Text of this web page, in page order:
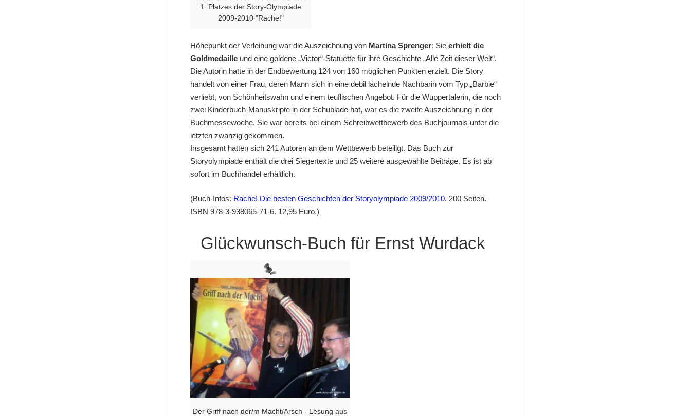
1. Platzes der Story-Olympiade
2009-2010 "Rache!"
Höhepunkt der Verleihung war die Auszeichnung von Martina Sprenger: Sie erhielt die
Goldmedaille und eine goldene „Victor“-Statuette für ihre Geschichte „Alle Zeit dieser Welt“.
Die Autorin hatte in der Endbewertung 124 von 160 möglichen Punkten erzielt. Die Story
handelt von einer Frau, deren Mann sich in eine debil lächelnde Nachbarin vom Typ „Barbie“
verliebt, von Schönheitswahn und einem teuflischen Angebot. Für die Wuppertalerin, die noch
zwei Kinderbuch-Manuskripte in der Schublade hat, war es die zweite Auszeichnung in der
Buchmessewoche. Sie war bereits bei einem Schreibwettbewerb des Buchjournals unter die
letzten zwanzig gekommen.
Insgesamt hatten sich 241 Autoren an dem Wettbewerb beteiligt. Das Buch zur
Storyolympiade enthält die drei Siegertexte und 25 weitere ausgewählte Beiträge. Es ist ab
sofort im Buchhandel erhältlich.
(Buch-Infos: Rache! Die besten Geschichten der Storyolympiade 2009/2010. 200 Seiten.
ISBN 978-3-938065-71-6. 12,95 Euro.)
Glückwunsch-Buch für Ernst Wurdack
Der Griff nach der/m Macht/Arsch - Lesung aus